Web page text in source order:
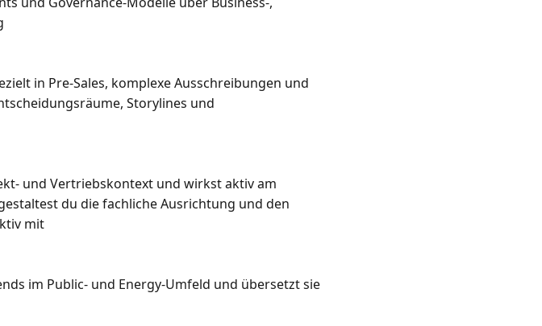
in Pre-Sales, komplexe Ausschreibungen und
Storylines und
und Vertriebskontext und wirkst aktiv am
du die fachliche Ausrichtung und den
mit
im Public- und Energy-Umfeld und übersetzt sie